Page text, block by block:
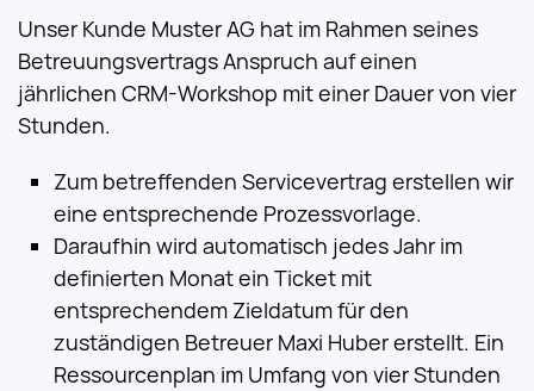
Unser Kunde Muster AG hat im Rahmen seines
Betreuungsvertrags Anspruch auf einen
jährlichen CRM-Workshop mit einer Dauer von vier
Stunden.
Zum betreffenden Servicevertrag erstellen wir
eine entsprechende Prozessvorlage.
Daraufhin wird automatisch jedes Jahr im
definierten Monat ein Ticket mit
entsprechendem Zieldatum für den
zuständigen Betreuer Maxi Huber erstellt. Ein
Ressourcenplan im Umfang von vier Stunden